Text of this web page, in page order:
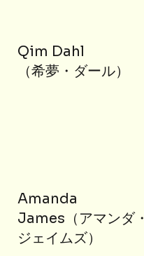
Qim Dahl
（希夢・ダール）
Amanda
James（アマンダ・
ジェイムズ）